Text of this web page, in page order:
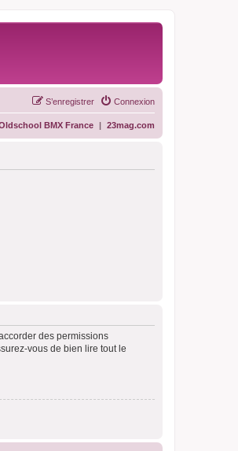
Connexion
S’enregistrer
23mag.com
|
BMX France
des permissions
vous de bien lire tout le